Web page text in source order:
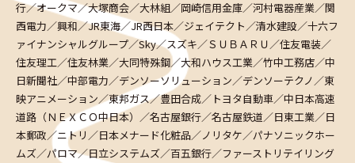
行／オークマ／大塚商会／大林組／岡崎信用金庫／河村電器産業／関
西電力／興和／JR東海／JR西日本／ジェイテクト／清水建設／十六フ
ァイナンシャルグループ／Sky／スズキ／ＳＵＢＡＲＵ／住友電装／
住友理工／住友林業／大同特殊鋼／大和ハウス工業／竹中工務店／中
日新聞社／中部電力／デンソーソリューション／デンソーテクノ／東
映アニメーション／東邦ガス／豊田合成／トヨタ自動車／中日本高速
道路（ＮＥＸＣＯ中日本）／名古屋銀行／名古屋鉄道／日東工業／日
本郵政／ニトリ／日本メナード化粧品／ノリタケ／パナソニックホー
ムズ／パロマ／日立システムズ／百五銀行／ファーストリテイリング